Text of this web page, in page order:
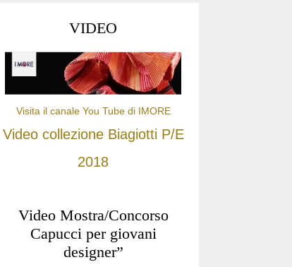
VIDEO
Visita il canale You Tube di IMORE
Video collezione Biagiotti P/E
2018
Video Mostra/Concorso
Capucci per giovani
designer”